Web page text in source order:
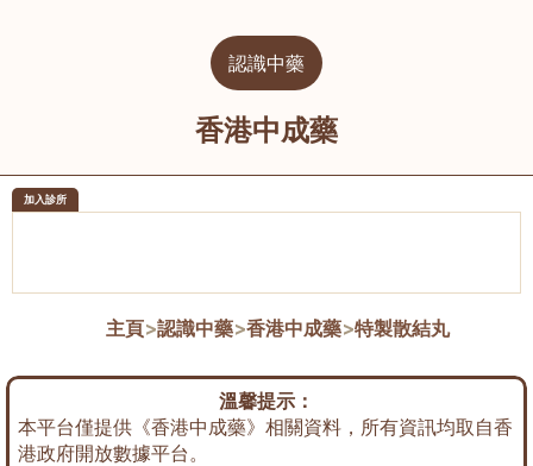
認識中藥
香港中成藥
加入診所
主頁>認識中藥>香港中成藥>特製散結丸
溫馨提示：
本平台僅提供《香港中成藥》相關資料，所有資訊均取自香
港政府開放數據平台。